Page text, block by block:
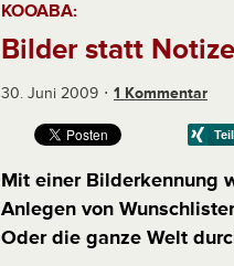
KOOABA:
Bilder statt
30. Juni 2009 1 Kommentar
Mit einer Bilderkennung
Anlegen von
Oder die ganze Welt